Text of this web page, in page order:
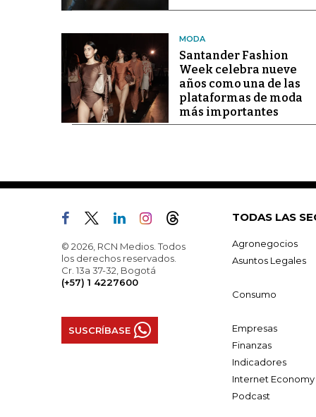
MODA
Santander Fashion
Week celebra nueve
años como una de las
plataformas de moda
más importantes
© 2026, RCN Medios. Todos
los derechos reservados.
Cr. 13a 37-32, Bogotá
(+57) 1 4227600
SUSCRÍBASE
TODAS LAS
Agronegocios
Asuntos Legales
Consumo
Empresas
Finanzas
Indicadores
Internet Economy
Podcast